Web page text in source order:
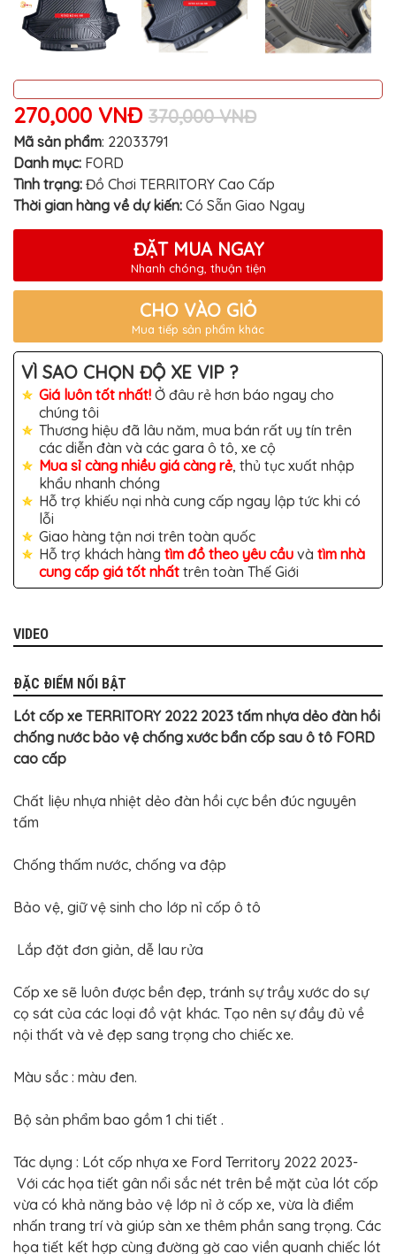
HYUNDAI
FORD
BMW
VOLVO
SUZUKI
PORSCHE
LEXUS
AUDI
PEUGEOT
VINFAST
ĐỒ
CHƠI
TÔ
ĐỒ
CHƠI
XE
HƠI
MỚI
NHẤT
ĐỒ
HƠI
CAO
ĐỒ
XE
MÁY
DÁN
TÔ
ISUZU
BỌC
GHẾ
Ô
TÔ
PHỤ
KIỆN
CAO
CẤP
ĐỒ
CHƠI
ĐẠP
CÔNG
NGHỆ
270,000 VNĐ 370,000 VNĐ
Mã sản phẩm: 22033791
Danh mục: FORD
Tình trạng: Đồ Chơi TERRITORY Cao Cấp
Thời gian hàng về dự kiến: Có Sẵn Giao Ngay
ĐẶT MUA NGAY
Nhanh chóng, thuận tiện
CHO VÀO GIỎ
Mua tiếp sản phẩm khác
VÌ SAO CHỌN ĐỘ XE VIP ?
Giá luôn tốt nhất! Ở đâu rẻ hơn báo ngay cho
chúng tôi
Thương hiệu đã lâu năm, mua bán rất uy tín trên
các diễn đàn và các gara ô tô, xe cộ
Mua sỉ càng nhiều giá càng rẻ, thủ tục xuất nhập
khẩu nhanh chóng
Hỗ trợ khiếu nại nhà cung cấp ngay lập tức khi có
lỗi
Giao hàng tận nơi trên toàn quốc
Hỗ trợ khách hàng tìm đồ theo yêu cầu và tìm nhà
cung cấp giá tốt nhất trên toàn Thế Giới
VIDEO
ĐẶC ĐIỂM NỔI BẬT
Lót cốp xe TERRITORY 2022 2023 tấm nhựa dẻo đàn hồi
chống nước bảo vệ chống xước bẩn cốp sau ô tô FORD
cao cấp
Chất liệu nhựa nhiệt dẻo đàn hồi cực bền đúc nguyên
tấm
Chống thấm nước, chống va đập
Bảo vệ, giữ vệ sinh cho lớp nỉ cốp ô tô
Lắp đặt đơn giản, dễ lau rửa
Cốp xe sẽ luôn được bền đẹp, tránh sự trầy xước do sự
cọ sát của các loại đồ vật khác. Tạo nên sự đầy đủ về
nội thất và vẻ đẹp sang trọng cho chiếc xe.
Màu sắc : màu đen.
Bộ sản phẩm bao gồm 1 chi tiết .
Tác dụng : Lót cốp nhựa xe Ford Territory 2022 2023-
Với các họa tiết gân nổi sắc nét trên bề mặt của lót cốp
vừa có khả năng bảo vệ lớp nỉ ở cốp xe, vừa là điểm
nhấn trang trí và giúp sàn xe thêm phần sang trọng. Các
họa tiết kết hợp cùng đường gờ cao viền quanh chiếc lót